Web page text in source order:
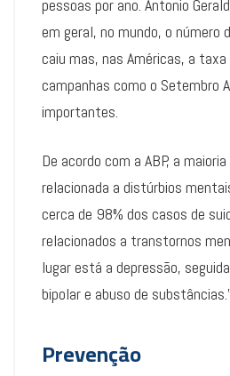
pessoas por ano. Antonio
em geral, no mundo, o número
caiu mas, nas Américas, a
campanhas como o Setembro
importantes.
De acordo com a ABP, a
relacionada a distúrbios
cerca de 98% dos casos de
relacionados a transtornos
lugar está a depressão,
bipolar e abuso de
Prevenção